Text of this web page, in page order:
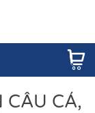
CÂU CÁ,